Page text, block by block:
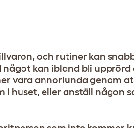
och rutiner kan
kan ibland bli
vara annorlunda genom
i huset, eller anställ någon